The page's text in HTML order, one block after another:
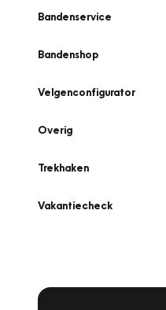
Bandenservice
Bandenshop
Velgenconfigurator
Overig
Trekhaken
Vakantiecheck